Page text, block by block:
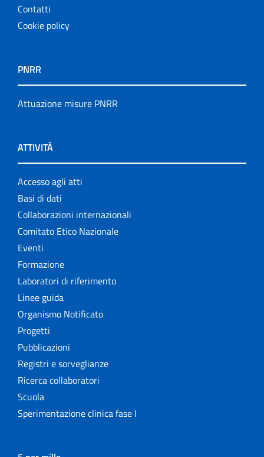
Contatti
Cookie policy
PNRR
Attuazione misure PNRR
ATTIVITÀ
Accesso agli atti
Basi di dati
Collaborazioni internazionali
Comitato Etico Nazionale
Eventi
Formazione
Laboratori di riferimento
Linee guida
Organismo Notificato
Progetti
Pubblicazioni
Registri e sorveglianze
Ricerca collaboratori
Scuola
Sperimentazione clinica fase I